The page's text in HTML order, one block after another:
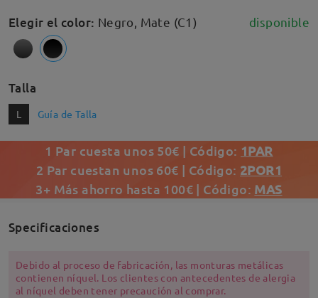
Elegir el color: Negro, Mate (C1) disponible
Talla
L Guía de Talla
1 Par cuesta unos 50€ | Código: 1PAR
2 Par cuestan unos 60€ | Código: 2POR1
3+ Más ahorro hasta 100€ | Código: MAS
Specificaciones
Debido al proceso de fabricación, las monturas metálicas
contienen níquel. Los clientes con antecedentes de alergia
al níquel deben tener precaución al comprar.